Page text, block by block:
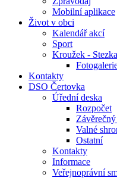
Mobilní aplikace
Život v obci
Kalendář akcí
Sport
Kroužek -
Kontakty
DSO Čertovka
Úřední deska
Rozpočet
Valné
Ostatní
Kontakty
Informace
Veřejnoprávní